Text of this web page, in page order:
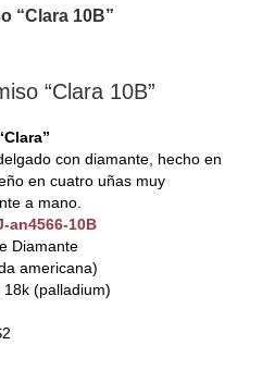
“Clara 10B”
“Clara 10B”
con diamante, hecho en
en cuatro uñas muy
a mano.
an4566-10B
Diamante
americana)
(palladium)